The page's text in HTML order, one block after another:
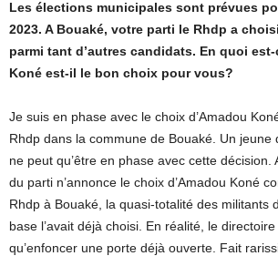
Les élections municipales sont prévues
2023. A Bouaké, votre parti le Rhdp a
parmi tant d’autres candidats. En quoi
Koné est-il le bon choix pour vous?
Je suis en phase avec le choix d’Amadou
Rhdp dans la commune de Bouaké. Un jeune
ne peut qu’être en phase avec cette décision.
du parti n’annonce le choix d’Amadou Koné
Rhdp à Bouaké, la quasi-totalité des militants
base l’avait déjà choisi. En réalité, le
qu’enfoncer une porte déjà ouverte. Fait